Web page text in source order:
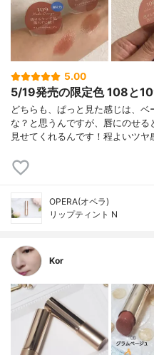
5.00
5/19発売の限定色 108と
どちらも、ぱっと見た感じは、
な？と思うんですが、唇にのせ
見せてくれるんです！程よいツヤ
OPERA(オペラ)
リップティント N
Kor